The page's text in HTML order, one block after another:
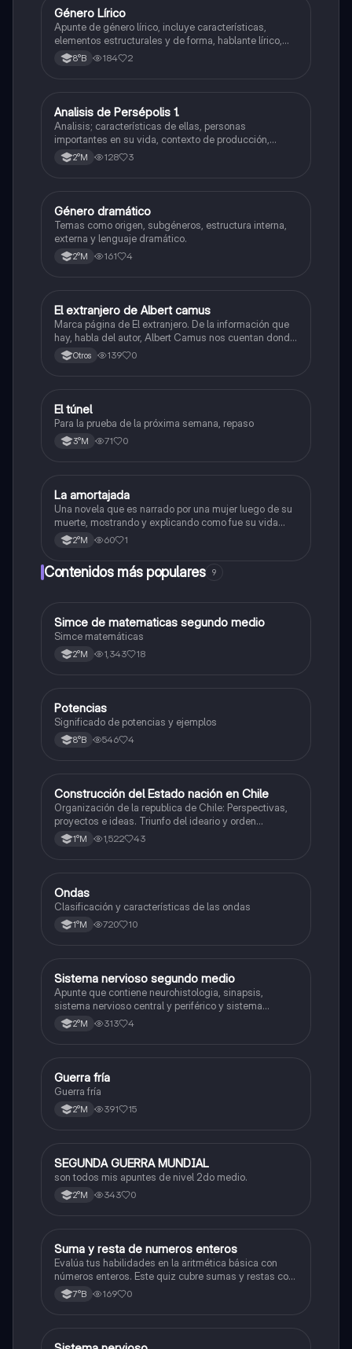
Lengua y Comunicación
Género Lírico
Apunte de género lírico, incluye características,
elementos estructurales y de forma, hablante lírico,
objeto lírico, motivo lírico, temple de ánimo, actitudes
líricas y sinalefa.
8°B 184 2
Lengua y Comunicación
Analisis de Persépolis 1.
Analisis; características de ellas, personas
importantes en su vida, contexto de producción,
visión de mundo, etc.
2°M 128 3
Lengua y Comunicación
Género dramático
Temas como origen, subgéneros, estructura interna,
externa y lenguaje dramático.
2°M 161 4
Lengua y Comunicación
El extranjero de Albert camus
Marca página de El extranjero. De la información que
hay, habla del autor, Albert Camus nos cuentan donde
nace, la fecha y premios, Nos dan el contexto histórico
cuando se escribió este libro y aspectos de la obra.
Otros 139 0
Lengua y Comunicación
El túnel
Para la prueba de la próxima semana, repaso
3°M 71 0
Lengua y Comunicación
La amortajada
Una novela que es narrado por una mujer luego de su
muerte, mostrando y explicando como fue su vida
antes de morir.
2°M 60 1
Contenidos más populares 9
Matemáticas
Simce de matematicas segundo medio
Simce matemáticas
2°M 1,343 18
Matemáticas
Potencias
Significado de potencias y ejemplos
8°B 546 4
Historia
Construcción del Estado nación en Chile
Organización de la republica de Chile: Perspectivas,
proyectos e ideas. Triunfo del ideario y orden
conservador. Constitución de 1833. "Era Portaliana"
1°M 1,522 43
Física
Ondas
Clasificación y características de las ondas
1°M 720 10
Biología
Sistema nervioso segundo medio
Apunte que contiene neurohistologia, sinapsis,
sistema nervioso central y periférico y sistema
endocrino
2°M 313 4
Historia
Guerra fría
Guerra fría
2°M 391 15
Historia
SEGUNDA GUERRA MUNDIAL
son todos mis apuntes de nivel 2do medio.
2°M 343 0
SMatemáticas
Suma y resta de numeros enteros
Evalúa tus habilidades en la aritmética básica con
números enteros. Este quiz cubre sumas y restas con
números positivos y negativos.
7°B 169 0